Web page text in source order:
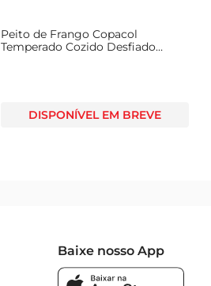
Peito de Frango Copacol
Temperado Cozido Desfiado
DISPONÍVEL EM BREVE
Baixe nosso App